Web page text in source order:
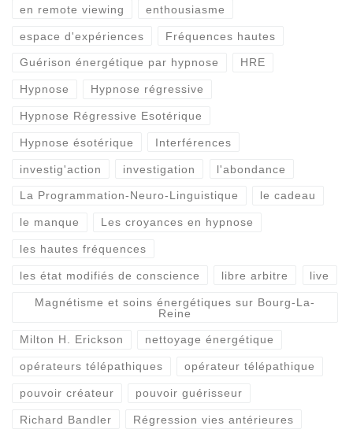
en remote viewing enthousiasme
espace d'expériences Fréquences hautes
Guérison énergétique par hypnose HRE
Hypnose Hypnose régressive
Hypnose Régressive Esotérique
Hypnose ésotérique Interférences
investig'action investigation l'abondance
La Programmation-Neuro-Linguistique le cadeau
le manque Les croyances en hypnose
les hautes fréquences
les état modifiés de conscience libre arbitre live
Magnétisme et soins énergétiques sur Bourg-La-
Reine
Milton H. Erickson nettoyage énergétique
opérateurs télépathiques opérateur télépathique
pouvoir créateur pouvoir guérisseur
Richard Bandler Régression vies antérieures